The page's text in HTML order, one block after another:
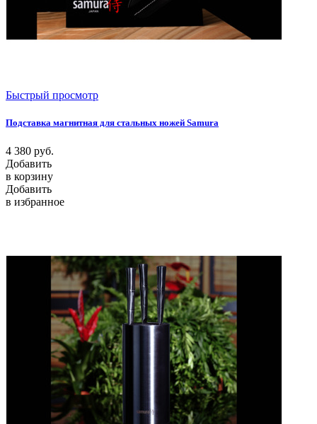
Быстрый просмотр
Подставка магнитная для стальных ножей Samura
4 380 руб.
Добавить
в корзину
Добавить
в избранное